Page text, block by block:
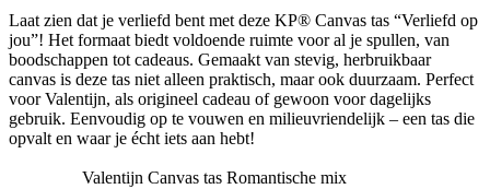
Laat zien dat je verliefd bent met deze KP® Canvas tas “Verliefd op
jou”! Het formaat biedt voldoende ruimte voor al je spullen, van
boodschappen tot cadeaus. Gemaakt van stevig, herbruikbaar
canvas is deze tas niet alleen praktisch, maar ook duurzaam. Perfect
voor Valentijn, als origineel cadeau of gewoon voor dagelijks
gebruik. Eenvoudig op te vouwen en milieuvriendelijk – een tas die
opvalt en waar je écht iets aan hebt!
Valentijn Canvas tas Romantische mix